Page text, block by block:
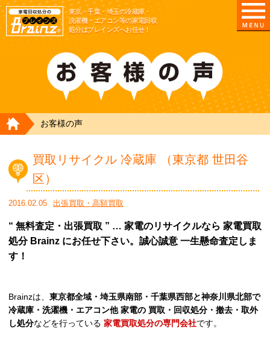
東京/埼玉/千葉/神奈川の 冷蔵庫・洗濯機・エアコン
東京・千葉・埼玉の冷蔵庫・
洗濯機・エアコン等の家電回収
処分はブレインズへお任せ！
HOME
お客様の声
買取リサイクル 冷蔵庫 （東京都 世田谷
区）
2016.02.05 出張買取・高額買取
“ 無料査定・出張買取 ” … 家電のリサイクルなら 家電買取
処分 Brainz にお任せ下さい。誠心誠意 一生懸命査定しま
す！
Brainzは、 東京都全域・埼玉県南部・千葉県西部と神奈川県北部で
冷蔵庫・洗濯機・エアコン他 家電の 買取・回収処分・撤去・取外
し処分などを行っている 家電買取処分の専門会社です。